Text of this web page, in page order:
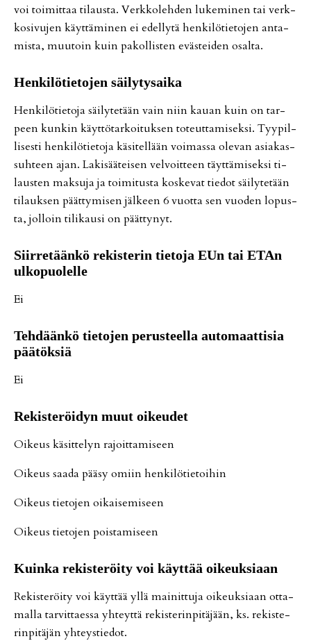
voi toi­mit­taa ti­laus­ta. Verk­ko­leh­den lu­ke­mi­nen tai verk­
ko­si­vu­jen käyt­tä­mi­nen ei edel­ly­tä hen­ki­lö­tie­to­jen an­ta­
mis­ta, muu­toin kuin pa­kol­lis­ten eväs­tei­den osal­ta.
Hen­ki­lö­tie­to­jen säi­ly­ty­sai­ka
Hen­ki­lö­tie­to­ja säi­ly­te­tään vain niin kau­an kuin on tar­
peen kun­kin käyt­tö­tar­koi­tuk­sen to­teut­ta­mi­sek­si. Tyy­pil­
li­ses­ti hen­ki­lö­tie­to­ja kä­si­tel­lään voi­mas­sa ole­van asi­a­kas­
suh­teen ajan. La­ki­sää­tei­sen vel­voit­teen täyt­tä­mi­sek­si ti­
laus­ten mak­su­ja ja toi­mi­tus­ta kos­ke­vat tie­dot säi­ly­te­tään
ti­lauk­sen päät­ty­mi­sen jäl­keen 6 vuot­ta sen vuo­den lo­pus­
ta, jol­loin ti­li­kau­si on päät­ty­nyt.
Siir­re­tään­kö re­kis­te­rin tie­to­ja EUn tai ETAn
ul­ko­puo­lel­le
Ei
Teh­dään­kö tie­to­jen pe­rus­teel­la au­to­maat­ti­sia
pää­tök­siä
Ei
Re­kis­te­röi­dyn muut oi­keu­det
Oi­keus kä­sit­te­lyn ra­joit­ta­mi­seen
Oi­keus saa­da pää­sy omiin hen­ki­lö­tie­toi­hin
Oi­keus tie­to­jen oi­kai­se­mi­seen
Oi­keus tie­to­jen pois­ta­mi­seen
Kuin­ka re­kis­te­röi­ty voi käyt­tää oi­keuk­si­aan
Re­kis­te­röi­ty voi käyt­tää yl­lä mai­nit­tu­ja oi­keuk­si­aan ot­ta­
mal­la tar­vit­ta­es­sa yh­teyt­tä re­kis­te­rin­pi­tä­jään, ks. re­kis­te­
rin­pi­tä­jän yh­teys­tie­dot.